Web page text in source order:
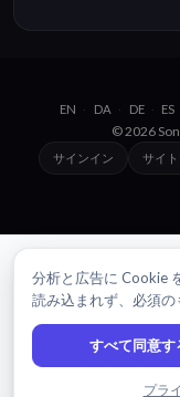
EN · DA · DE · ES
© 2026
サインイン サイ
分析と広告に Cookie
読み込まれず、必須の
すべて同意す
プラ